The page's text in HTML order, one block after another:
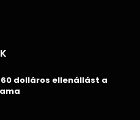
dolláros ellenállást a